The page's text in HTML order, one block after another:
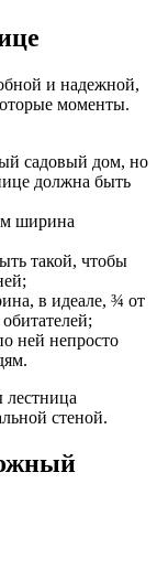
и надежной,
моменты.
садовый дом, но
должна быть
ширина
такой, чтобы
в идеале, ¾ от
ней непросто
лестница
стеной.